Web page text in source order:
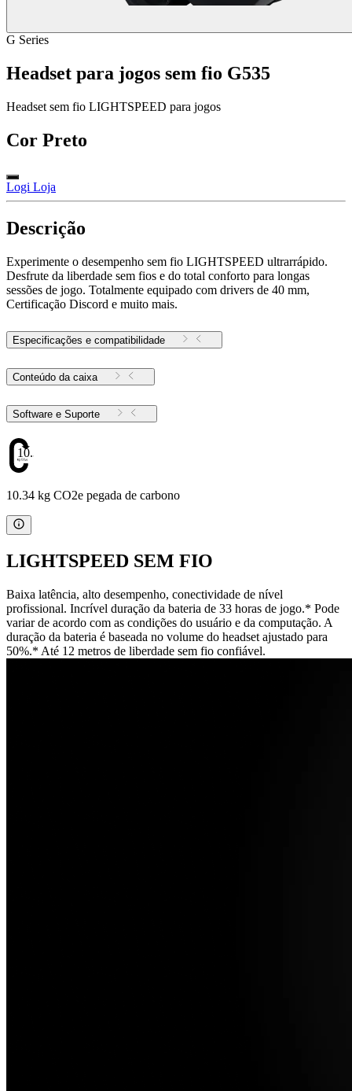
G Series
Headset para jogos sem fio G535
Headset sem fio LIGHTSPEED para jogos
Cor Preto
Logi Loja
Descrição
Experimente o desempenho sem fio LIGHTSPEED ultrarrápido.
Desfrute da liberdade sem fios e do total conforto para longas
sessões de jogo. Totalmente equipado com drivers de 40 mm,
Certificação Discord e muito mais.
Especificações e compatibilidade
Conteúdo da caixa
Software e Suporte
10.34
10.34 kg CO2e pegada de carbono
LIGHTSPEED SEM FIO
Baixa latência, alto desempenho, conectividade de nível
profissional. Incrível duração da bateria de 33 horas de jogo.* Pode
variar de acordo com as condições do usuário e da computação. A
duração da bateria é baseada no volume do headset ajustado para
50%.* Até 12 metros de liberdade sem fio confiável.